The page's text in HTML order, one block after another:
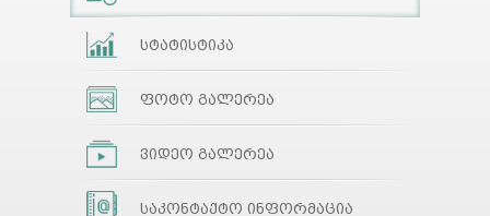
სტატისტიკა
ფოტო გალერეა
ვიდეო გალერეა
საკონტაქტო ინფორმაცია